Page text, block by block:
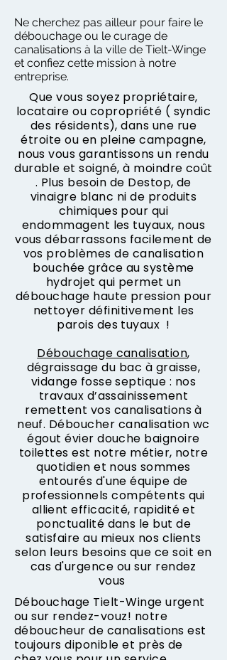
Ne cherchez pas ailleur pour faire le
débouchage ou le curage de
canalisations à la ville de Tielt-Winge
et confiez cette mission à notre
entreprise.
Que vous soyez propriétaire,
locataire ou copropriété ( syndic
des résidents), dans une rue
étroite ou en pleine campagne,
nous vous garantissons un rendu
durable et soigné, à moindre coût
. Plus besoin de Destop, de
vinaigre blanc ni de produits
chimiques pour qui
endommagent les tuyaux, nous
vous débarrassons facilement de
vos problèmes de canalisation
bouchée grâce au système
hydrojet qui permet un
débouchage haute pression pour
nettoyer définitivement les
parois des tuyaux !
Débouchage canalisation,
dégraissage du bac à graisse,
vidange fosse septique : nos
travaux d’assainissement
remettent vos canalisations à
neuf. Déboucher canalisation wc
égout évier douche baignoire
toilettes est notre métier, notre
quotidien et nous sommes
entourés d'une équipe de
professionnels compétents qui
allient efficacité, rapidité et
ponctualité dans le but de
satisfaire au mieux nos clients
selon leurs besoins que ce soit en
cas d'urgence ou sur rendez
vous
Débouchage Tielt-Winge urgent
ou sur rendez-vouz! notre
déboucheur de canalisations est
toujours diponible et près de